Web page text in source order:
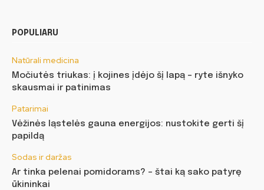
POPULIARU
Natūrali medicina
Močiutės triukas: į kojines įdėjo šį lapą – ryte išnyko
skausmai ir patinimas
Patarimai
Vėžinės ląstelės gauna energijos: nustokite gerti šį
papildą
Sodas ir daržas
Ar tinka pelenai pomidorams? – štai ką sako patyrę
ūkininkai